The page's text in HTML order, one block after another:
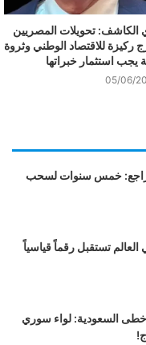
الكاشف: تحويلات المصريين
ركيزة للاقتصاد الوطني وثروة
يجب استثمار خبراتها
05/06/
خمس سنوات لسحب
العالم تستقبل رقماً قياسياً
خطى السعودية: لواء سوري